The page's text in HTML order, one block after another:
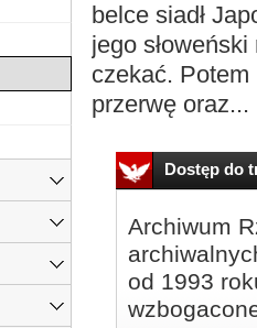
belce siadł
jego
czekać. Potem
przerwę oraz...
Dostęp do
Archiwum
od 1993